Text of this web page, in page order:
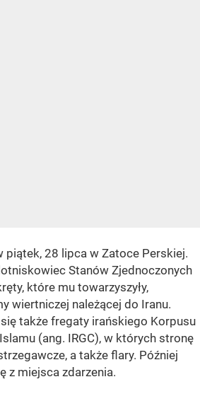
piątek, 28 lipca w Zatoce Perskiej.
Stanów Zjednoczonych
które mu towarzyszyły,
wiertniczej należącej do Iranu.
także fregaty irańskiego Korpusu
(ang. IRGC), w których stronę
a także flary. Później
z miejsca zdarzenia.